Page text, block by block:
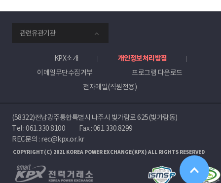
겨
주
세
요
관련유관기관
KPX소개
개인정보처리방침
이메일무단수집거부
프로그램 다운로드
전자메일(직원전용)
(58322)전남광주통합특별시 나주시 빛가람로 625(빛가람동)
Tel :061.330.8100
Fax : 061.330.8299
REC문의 : rec@kpx.or.kr
COPYRIGHT(C) 2021 KOREA POWER EXCHANGE(KPX) ALL RIGHTS RESERVED